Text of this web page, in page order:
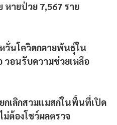
หายป่วย 7,567 ราย
วั่นโควิดกลายพันธุ์ใน
วอนรับความช่วยเหลือ
กเลิกสวมแมสก์ในพื้นที่เปิด
ม่ต้องโชว์ผลตรวจ